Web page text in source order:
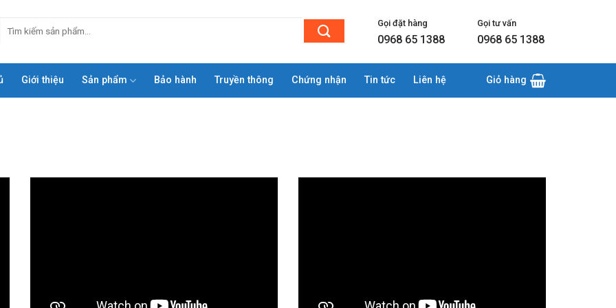
Gọi đặt hàng
0968 65 1388
Gọi tư vấn
0968 65 1388
Giới thiệu Sản phẩm Bảo hành Truyền thông Chứng nhận Tin tức Liên hệ Giỏ hàng